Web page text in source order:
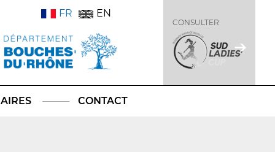
FR EN
CONSULTER
CONTACT